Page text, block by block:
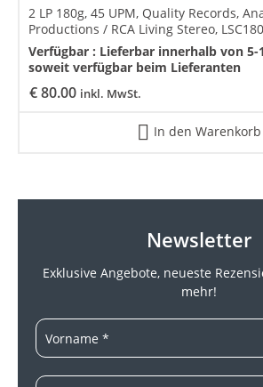
€80.00 inkl. MwSt.
2 LP 180g, 45 UPM, Quality Records,
Productions / RCA Living Stereo,
Verfügbar : Lieferbar innerhalb von 5-
soweit verfügbar beim Lieferanten
In den Warenkorb
Newsletter
Exklusive Angebote, neueste
mehr!